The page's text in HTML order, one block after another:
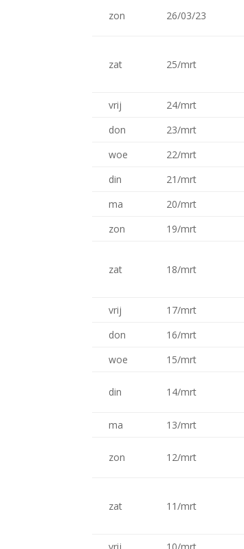
zon 26/03/23
zat 25/mrt
vrij 24/mrt
don
23/mrt
woe
22/mrt
din
21/mrt
ma
20/mrt
zon
19/mrt
zat 18/mrt
vrij 17/mrt
don
16/mrt
woe
15/mrt
din 14/mrt
ma 13/mrt
zon 12/mrt
zat 11/mrt